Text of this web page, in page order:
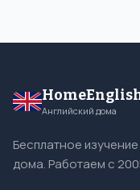
Английский дома
Бесплатное
дома. Работаем с